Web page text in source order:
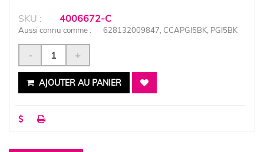
SKU : 4006672-C
Aussi connu comme : 628132009847, CCAPGI5BK, PGI5BK
- +
AJOUTER AU PANIER